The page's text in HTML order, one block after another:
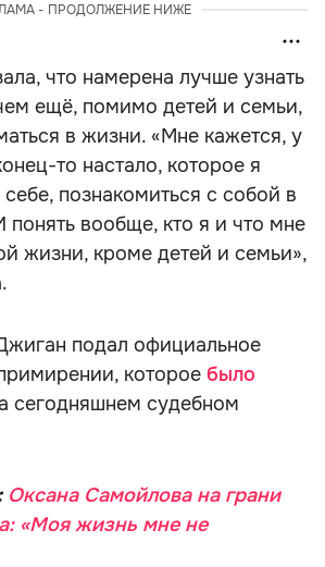
- ПРОДОЛЖЕНИЕ НИЖЕ
что намерена лучше узнать
ещё, помимо детей и семьи,
в жизни. «Мне кажется, у
то настало, которое я
себе, познакомиться с собой в
понять вообще, кто я и что мне
жизни, кроме детей и семьи»,
подал официальное
которое было
сегодняшнем судебном
Оксана Самойлова на грани
«Моя жизнь мне не